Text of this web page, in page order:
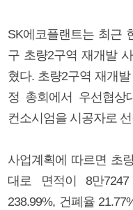
SK에코플랜트는 최근
구 초량2구역 재개발
혔다. 초량2구역 재개
정 총회에서 우선협상
컨소시엄을 시공자로
사업계획에 따르면 초
대로 면적이 8만
238.99%, 건폐율